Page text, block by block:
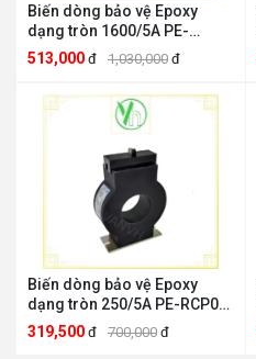
Biến dòng bảo vệ Epoxy
dạng tròn 1600/5A PE-
RCP12 Precise Electric
Precise Electric PE-RCP12
513,000 đ 1,030,000 đ
Biến dòng bảo vệ Epoxy
dạng tròn 250/5A PE-RCP04
Precise Electric PE-RCP04
319,500 đ 700,000 đ